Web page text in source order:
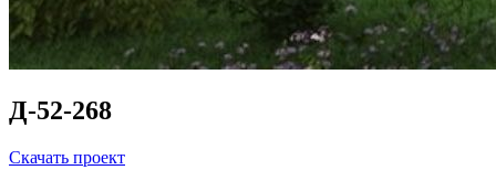
Д-52-268
Скачать проект